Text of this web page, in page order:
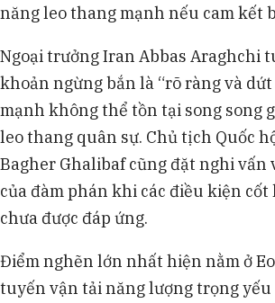
năng leo thang mạnh nếu cam kết
Ngoại trưởng Iran Abbas Araghchi
khoản ngừng bắn là “rõ ràng và
mạnh không thể tồn tại song song
leo thang quân sự. Chủ tịch Quốc
Bagher Ghalibaf cũng đặt nghi
của đàm phán khi các điều kiện cốt
chưa được đáp ứng.
Điểm nghẽn lớn nhất hiện nằm ở
tuyến vận tải năng lượng trọng yếu